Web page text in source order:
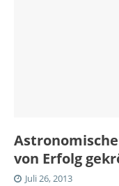
von Erfolg
Juli 26, 2013